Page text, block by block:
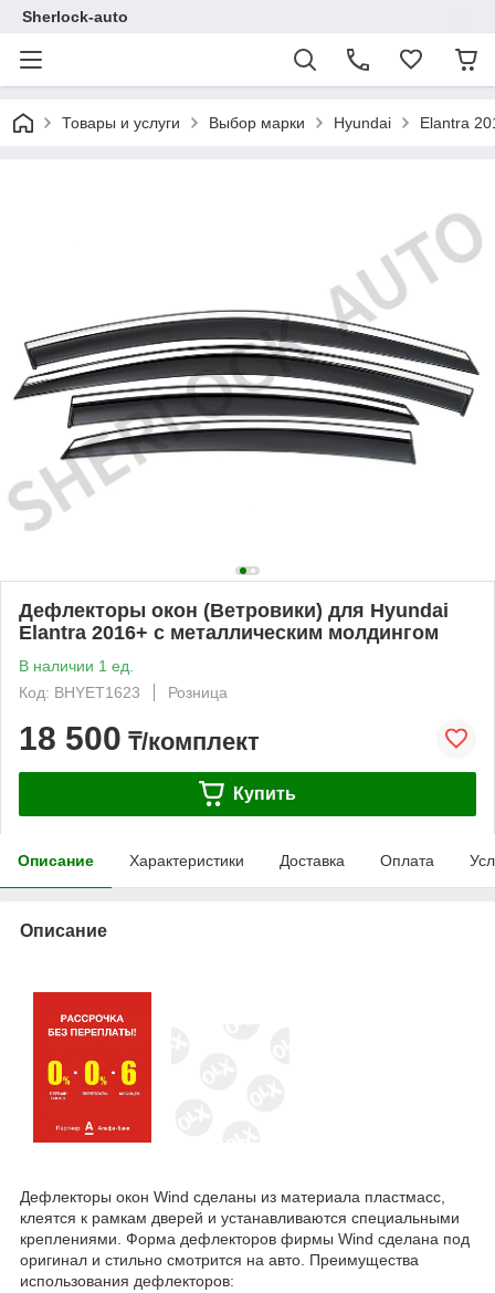
Sherlock-auto
Товары и услуги Выбор марки Hyundai Elantra
Дефлекторы окон (Ветровики) для Hyundai
Elantra 2016+ с металлическим молдингом
В наличии 1 ед.
Код: BHYET1623
Розница
18 500 ₸/комплект
Купить
Описание Характеристики Доставка Оплата
Описание
Дефлекторы окон Wind сделаны из материала пластмасс,
клеятся к рамкам дверей и устанавливаются специальными
креплениями. Форма дефлекторов фирмы Wind сделана под
оригинал и стильно смотрится на авто. Преимущества
использования дефлекторов: